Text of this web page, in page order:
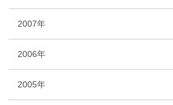
2007年
2006年
2005年